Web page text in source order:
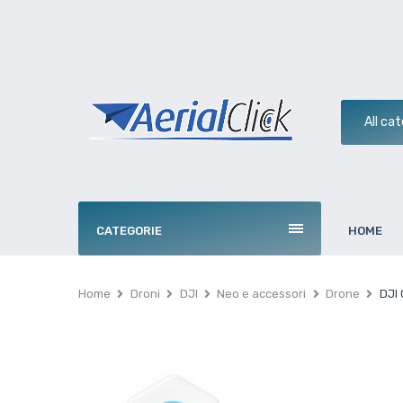
CATEGORIE HOME
Home Droni DJI Neo e accessori Drone DJI